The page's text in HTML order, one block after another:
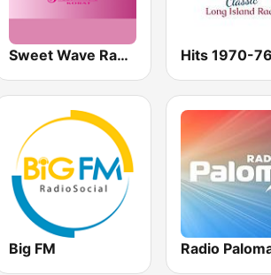
Sweet Wave Radio FM 89.75 Hits 1970-
Big FM Radio